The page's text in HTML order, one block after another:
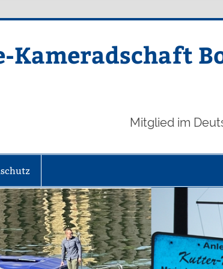
Kameradschaft
Mitglied im